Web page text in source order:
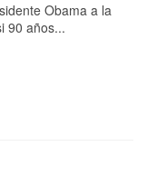
Obama a la
90 años...